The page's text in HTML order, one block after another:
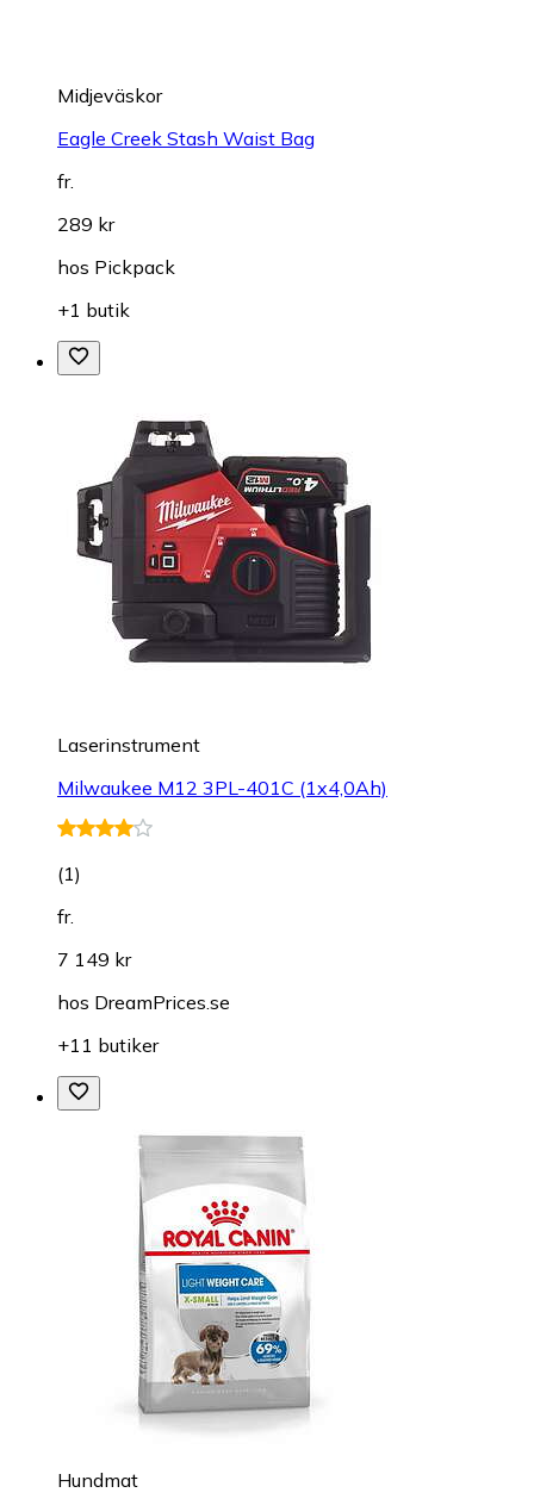
Midjeväskor
Eagle Creek Stash Waist Bag
fr.
289 kr
hos Pickpack
+1 butik
Laserinstrument
Milwaukee M12 3PL-401C (1x4,0Ah)
(1)
fr.
7 149 kr
hos DreamPrices.se
+11 butiker
Hundmat